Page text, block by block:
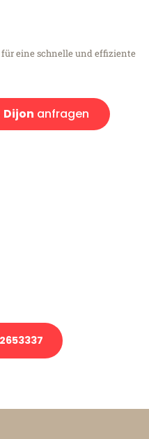
eine schnelle und effiziente
Dijon anfragen